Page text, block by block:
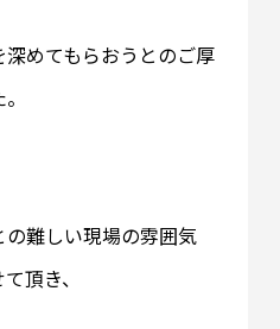
めてもらおうとのご厚
難しい現場の雰囲気
頂き、